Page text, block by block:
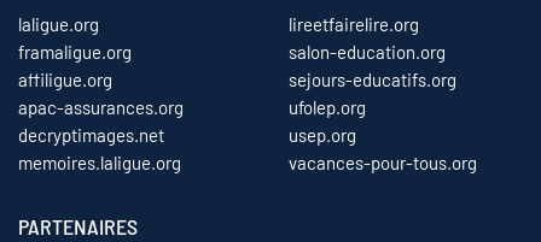
laligue.org
framaligue.org
affiligue.org
apac-assurances.org
decryptimages.net
memoires.laligue.org
lireetfairelire.org
salon-education.org
sejours-educatifs.org
ufolep.org
usep.org
vacances-pour-tous.org
PARTENAIRES